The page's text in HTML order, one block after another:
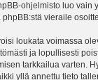
ohjelmisto luo vain
vieraile
loukata voimassa
ja lopullisesti
tarkkailua varten.
yllä annettu tieto